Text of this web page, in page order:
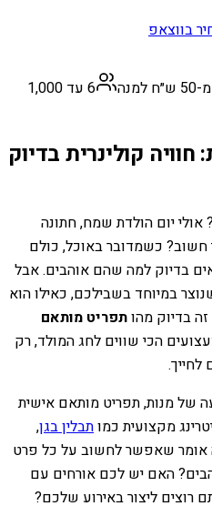
בווצאפ
6 עד 1,000
קולינרית בדיוק
יום הולדת שמח, חתונה
כשמדובר באוכל, כולם
בדיוק למה שהם אוהבים. אבל
במיוחד בשבילכם, כאילו הוא
בדיוק מהותפריט מותאם
הכי שווים לחג המולד, רק
של מנות, תפריט מותאם אישית
מקצועית כמותבלין בגן,
אומר שאפשר לחשוב על כל פרט
האם יש לכם אורחים עם
רוצים ליצור באירוע שלכם?